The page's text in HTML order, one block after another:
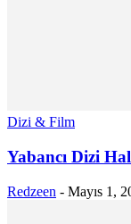
Dizi & Film
Yabancı Dizi
Redzeen - Mayıs 1,